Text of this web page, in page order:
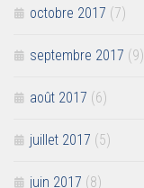
octobre 2017 (7)
septembre 2017 (9)
août 2017 (6)
juillet 2017 (5)
juin 2017 (8)